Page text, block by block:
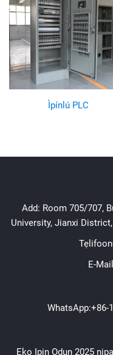
Ìpínlú PLC
Add: Room 705/707,
University, Jianxi
E-
WhatsApp:+86-
Eko Ipin Ọdun 2025